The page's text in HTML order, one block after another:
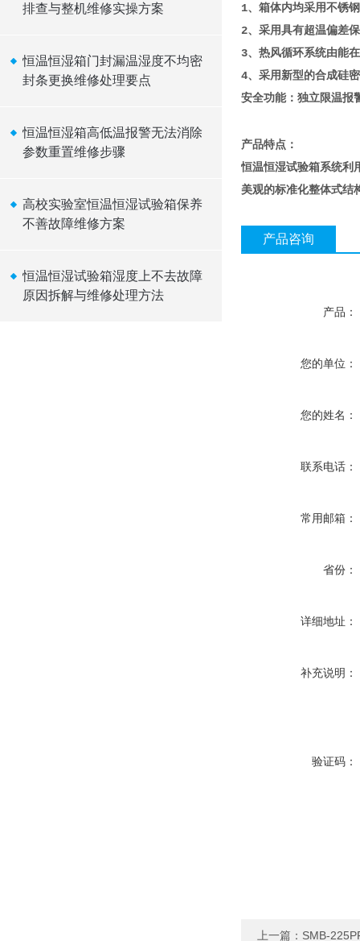
排查与整机维修实操方案
恒温恒湿箱门封漏温湿度不均密
封条更换维修处理要点
恒温恒湿箱高低温报警无法消除
参数重置维修步骤
高校实验室恒温恒湿试验箱保养
不善故障维修方案
恒温恒湿试验箱湿度上不去故障
原因拆解与维修处理方法
1、箱体内均采用不锈
2、采用具有超温偏差
3、热风循环系统由能
4、采用新型的合成硅
安全功能：独立限温报
产品特点：
恒温恒湿试验箱系统利
美观的标准化整体式结
产品咨询
产品：
您的单位：
您的姓名：
联系电话：
常用邮箱：
省份：
详细地址：
补充说明：
验证码：
上一篇： SMB-